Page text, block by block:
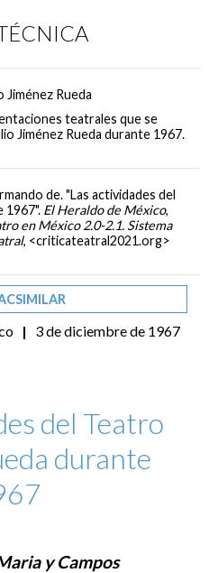
Jiménez Rueda
teatrales que se
Jiménez Rueda durante 1967.
de. "Las actividades del
1967". El Heraldo de México,
en México 2.0-2.1. Sistema
, <criticateatral2021.org>
|
3 de diciembre de 1967
del Teatro
durante
y Campos